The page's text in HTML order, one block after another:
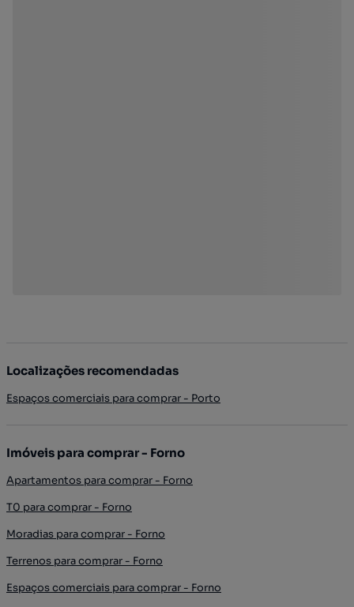
Localizações recomendadas
Espaços comerciais para comprar - Porto
Imóveis para comprar - Forno
Apartamentos para comprar - Forno
T0 para comprar - Forno
Moradias para comprar - Forno
Terrenos para comprar - Forno
Espaços comerciais para comprar - Forno